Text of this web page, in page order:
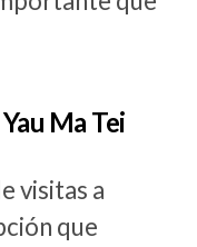
Ma Tei
visitas a
que